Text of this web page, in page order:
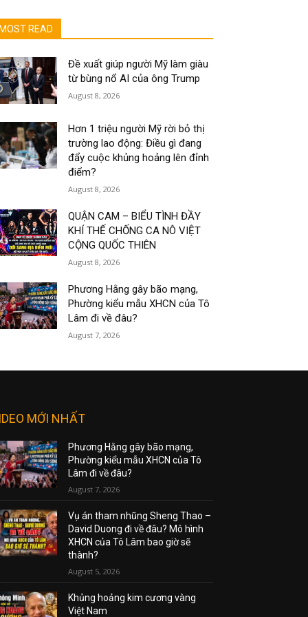
MOST READ
Đề xuất giúp người Mỹ làm giàu
từ bùng nổ AI của ông Trump
August 8, 2026
Hơn 1 triệu người Mỹ rời bỏ thị
trường lao động: Điều gì đang
đẩy cuộc khủng hoảng lên đỉnh
điểm?
August 8, 2026
QUẬN CAM – BIỂU TÌNH ĐẦY
KHÍ THẾ CHỐNG CA NÔ VIỆT
CỘNG QUỐC THIÊN
August 8, 2026
Phương Hằng gây bão mạng,
Phường kiểu mẫu XHCN của Tô
Lâm đi về đâu?
August 7, 2026
MỚI NHẤT
Phương Hằng gây bão mạng,
Phường kiểu mẫu XHCN của Tô
Lâm đi về đâu?
August 7, 2026
Vụ án tham nhũng Sheng Thao –
David Duong đi về đâu? Mô hình
XHCN của Tô Lâm bao giờ sẽ
thành?
August 5, 2026
Khủng hoảng kim cương vàng
Việt Nam